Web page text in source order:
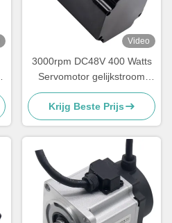
Video
3000rpm DC48V 400 Watts
Servomotor gelijkstroom
3000 Chemische het
Doseren van t/min Vloeibare
Peristaltische Pomp
Krijg Beste Prijs